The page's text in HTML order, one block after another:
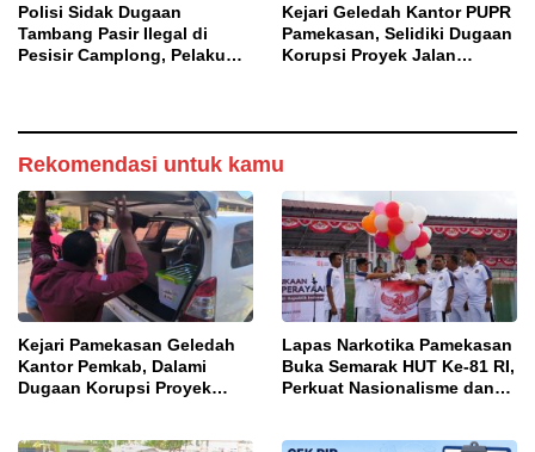
Polisi Sidak Dugaan
Tambang Pasir Ilegal di
Pesisir Camplong, Pelaku
Kejari Geledah Kantor PUPR
Pamekasan, Selidiki Dugaan
Korupsi Proyek Jalan
Rekomendasi untuk kamu
Kejari Pamekasan Geledah
Kantor Pemkab, Dalami
Dugaan Korupsi Proyek
Lapas Narkotika Pamekasan
Buka Semarak HUT Ke-81 RI,
Perkuat Nasionalisme dan